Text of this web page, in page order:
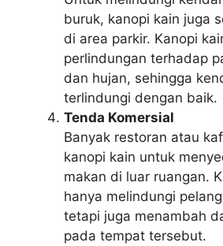
buruk, kanopi kain juga
di area parkir. Kanopi
perlindungan terhadap
dan hujan, sehingga
terlindungi dengan baik.
Tenda Komersial
Banyak restoran atau
kanopi kain untuk
makan di luar ruangan.
hanya melindungi
tetapi juga menambah
pada tempat tersebut.